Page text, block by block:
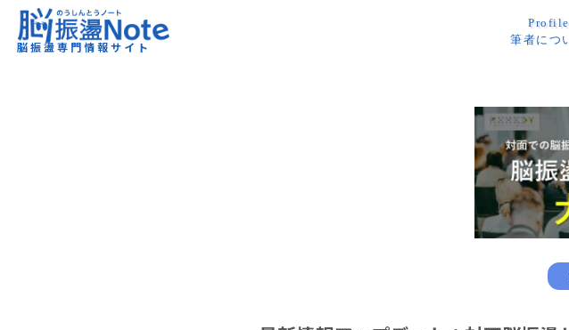
脳振盪Note｜脳振盪専門情報サイト
脳振盪専門情報サイト
Profile
筆者につ